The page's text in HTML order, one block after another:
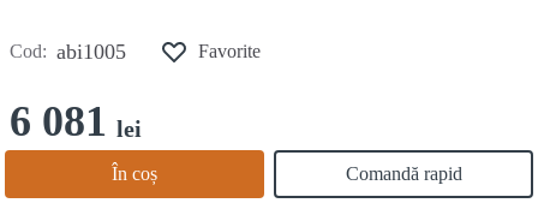
Cod: abi1005 Favorite
6 081 lei
În coș Comandă rapid